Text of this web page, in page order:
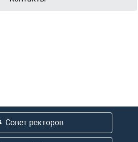
Совет ректоров